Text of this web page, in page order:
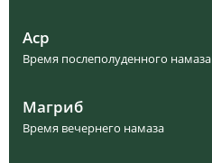
Аср
Время послеполуденного намаза
Магриб
Время вечернего намаза